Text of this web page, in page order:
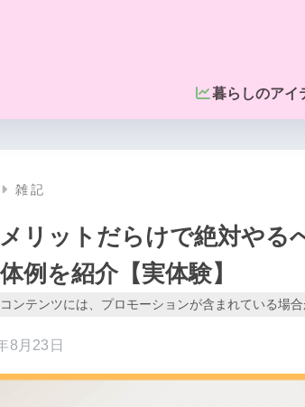
暮らしのアイ
雑記
リットだらけで絶対やる
例を紹介【実体験】
ンテンツには、プロモーションが含まれている場合
8月23日